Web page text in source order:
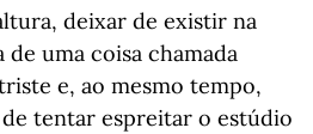
deixar de existir na
uma coisa chamada
e, ao mesmo tempo,
tentar espreitar o estúdio